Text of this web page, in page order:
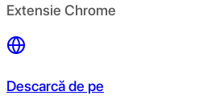
Extensie Chrome
Descarcă de pe